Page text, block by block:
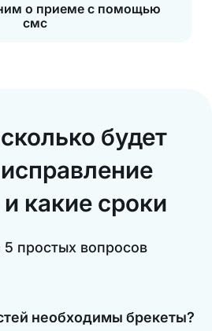
о приеме с помощью
смс
будет
какие сроки
5 простых вопросов
необходимы брекеты?